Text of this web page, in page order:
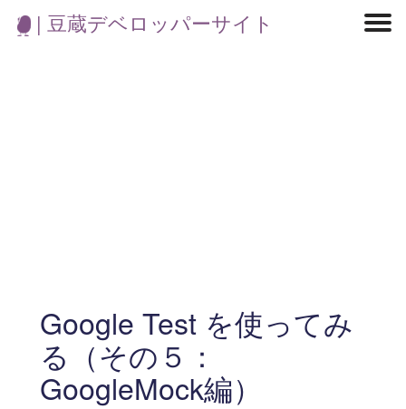
| 豆蔵デベロッパーサイト
Google Test を使ってみ
る（その５：
GoogleMock編）